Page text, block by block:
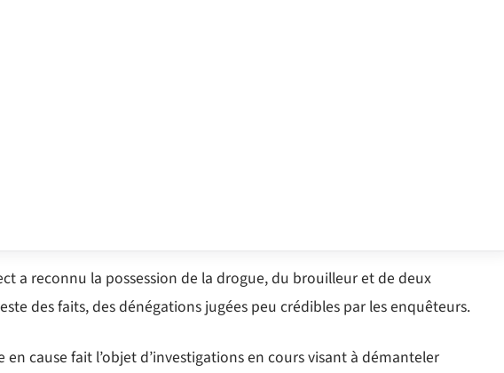
a reconnu la possession de la drogue, du brouilleur et de deux
des faits, des dénégations jugées peu crédibles par les enquêteurs.
en cause fait l’objet d’investigations en cours visant à démanteler